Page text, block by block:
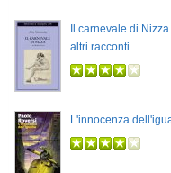
Il carnevale di Nizza
altri racconti
L'innocenza